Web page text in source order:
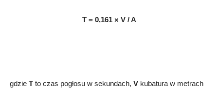
T = 0,161 × V / A
gdzie T to czas pogłosu w sekundach, V kubatura w metrach